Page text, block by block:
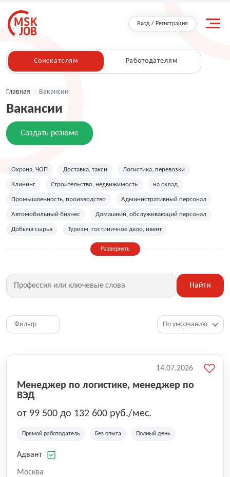
Вход / Регистрация
Соискателям Работодателям
Главная / Вакансии
Вакансии
Создать резюме
Охрана, ЧОП Доставка, такси Логистика, перевозки
Клининг Строительство, недвижимость на склад
Промышленность, производство Административный персонал
Автомобильный бизнес Домашний, обслуживающий персонал
Добыча сырья Туризм, гостиничное дело, ивент
Дизайн, искусство, ивент
Фитнес, красота, спорт Страхование
Медицина, фармацевтика Маркетинг, PR, реклама
HR, управление персоналом
Топ менеджмент, руководители
Развернуть
Найти
Фильтр
Менеджер по логистике, менеджер по
ВЭД
от 99 500 до 132 600 руб./мес.
Прямой работодатель Без опыта Полный день
Адвант
Москва
14.07.2026